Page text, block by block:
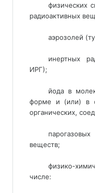
физических
радиоактивных
аэрозолей
инертных
ИРГ);
йода в
форме и (или) в
органических,
веществ;
физико-
числе: